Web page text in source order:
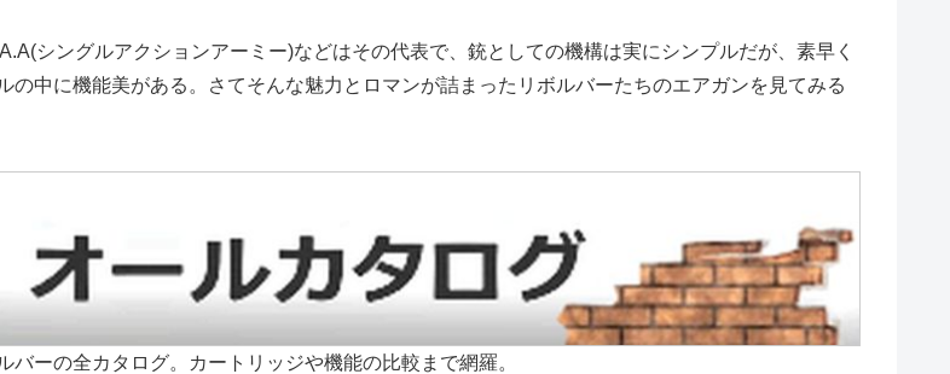
シングルアクションアーミー)などはその代表で、銃としての機構は実にシンプルだが、素早く
中に機能美がある。さてそんな魅力とロマンが詰まったリボルバーたちのエアガンを見てみる
ーの全カタログ。カートリッジや機能の比較まで網羅。